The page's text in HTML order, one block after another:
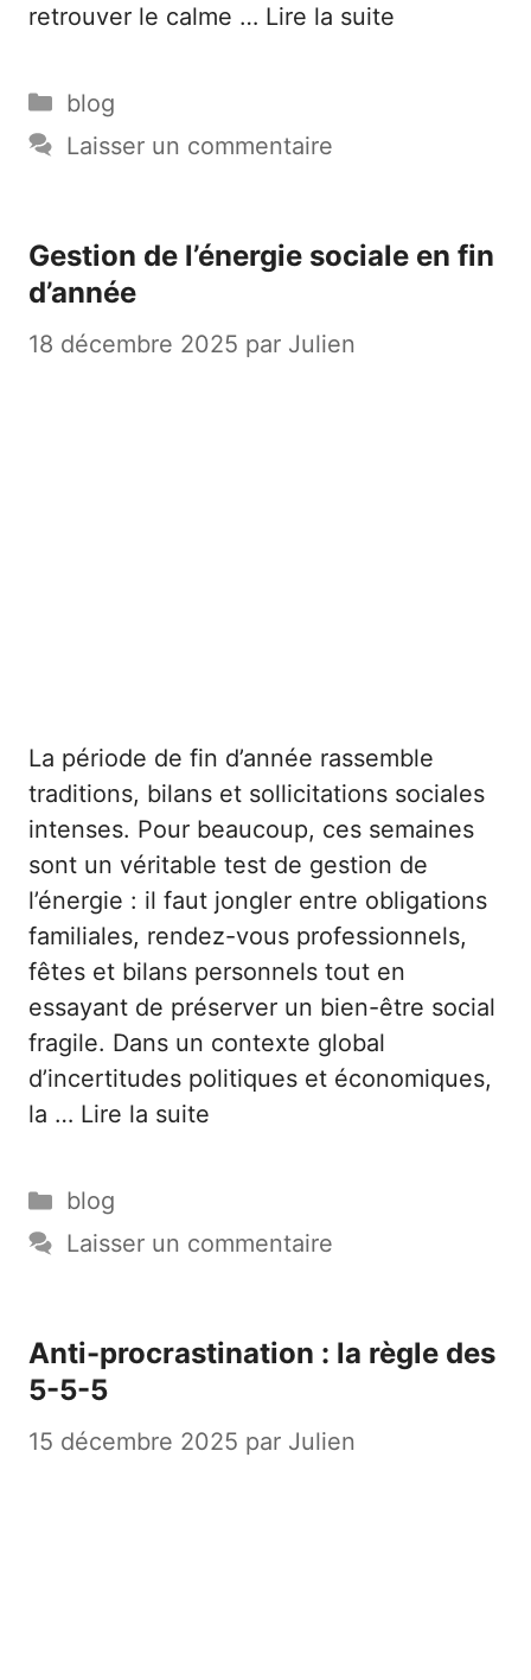
retrouver le calme … Lire la suite
Catégories
blog
Laisser un commentaire
Gestion de l’énergie sociale en fin
d’année
18 décembre 2025 par Julien
La période de fin d’année rassemble
traditions, bilans et sollicitations sociales
intenses. Pour beaucoup, ces semaines
sont un véritable test de gestion de
l’énergie : il faut jongler entre obligations
familiales, rendez-vous professionnels,
fêtes et bilans personnels tout en
essayant de préserver un bien-être social
fragile. Dans un contexte global
d’incertitudes politiques et économiques,
la … Lire la suite
Catégories
blog
Laisser un commentaire
Anti-procrastination : la règle des
5-5-5
15 décembre 2025 par Julien